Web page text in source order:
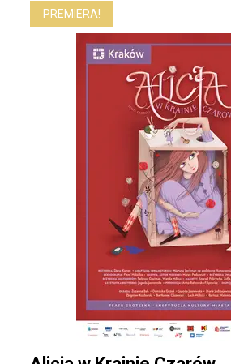
PREMIERA!